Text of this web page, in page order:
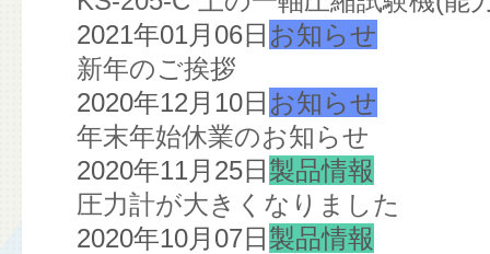
2021年01月06日 お知らせ
新年のご挨拶
2020年12月10日 お知らせ
年末年始休業のお知らせ
2020年11月25日 製品情報
圧力計が大きくなりました
2020年10月07日 製品情報